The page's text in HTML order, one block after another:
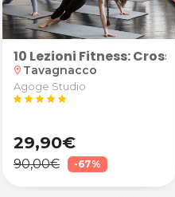
+ stima
10 Lezioni Fitness:
location_on Tavagnacco
Agoge Studio
starstarstarstarstar
29,90€
90,00€ -67%